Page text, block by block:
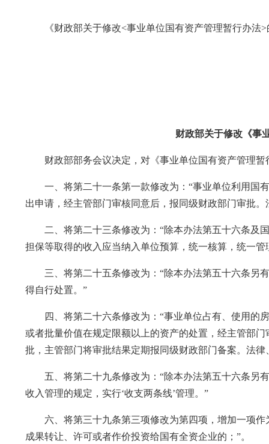
《财政部关于修改<事业单位国有资产管理暂行办法>
财政部关于修改《事
财政部部务会议决定，对《事业单位国有资产管理暂
一、将第二十一条第一款修改为：“事业单位利用国
出申请，经主管部门审核同意后，报同级财政部门审批
二、将第二十三条修改为：“除本办法第五十六条及
担保等取得的收入应当纳入单位预算，统一核算，统一管
三、将第二十五条修改为：“除本办法第五十六条另
得自行处置。”
四、将第二十六条修改为：“事业单位占有、使用的
或者批量价值在规定限额以上的资产的处置，经主管部
批，主管部门将审批结果定期报同级财政部门备案。法
五、将第二十九条修改为：“除本办法第五十六条另
收入管理的规定，实行‘收支两条线’管理。”
六、将第三十九条第三项修改为第四项，增加一项作
成果转让、许可或者作价投资给国有全资企业的；”。